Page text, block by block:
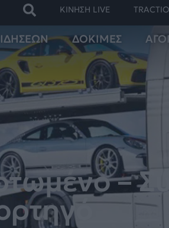
ΚΙΝΗΣΗ LIVE
ΔΟΚΙΜΕΣ
–